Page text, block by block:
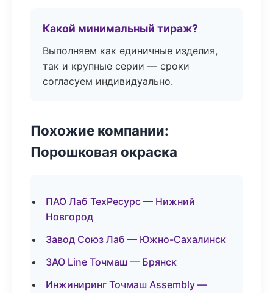
Какой минимальный тираж?
Выполняем как единичные изделия,
так и крупные серии — сроки
согласуем индивидуально.
Похожие компании:
Порошковая окраска
ПАО Лаб ТехРесурс — Нижний
Новгород
Завод Союз Лаб — Южно-Сахалинск
ЗАО Line Точмаш — Брянск
Инжиниринг Точмаш Assembly —